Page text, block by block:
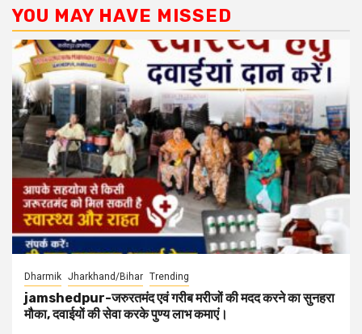
YOU MAY HAVE MISSED
Dharmik Jharkhand/Bihar Trending
jamshedpur-जरुरतमंद एवं गरीब मरीजों की मदद करने का सुनहरा
मौका, दवाईयों की सेवा करके पुण्य लाभ कमाएं।